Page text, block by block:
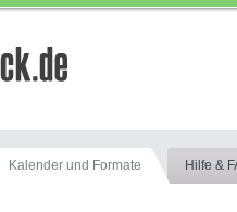
Kalender und Formate Hilfe &